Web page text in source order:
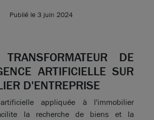
Publié le 3 juin 2024
DE
ARTIFICIELLE SUR
D'ENTREPRISE
appliquée à l'immobilier
la recherche de biens et la